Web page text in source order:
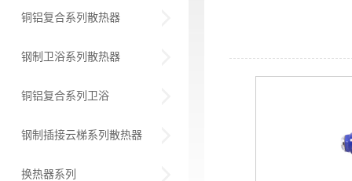
铜铝复合系列散热器
钢制卫浴系列散热器
铜铝复合系列卫浴
钢制插接云梯系列散热器
换热器系列